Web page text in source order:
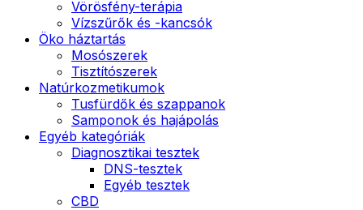
Vörösfény-terápia
Vízszűrők és -kancsók
Öko háztartás
Mosószerek
Tisztítószerek
Natúrkozmetikumok
Tusfürdők és szappanok
Samponok és hajápolás
Egyéb kategóriák
Diagnosztikai tesztek
DNS-tesztek
Egyéb tesztek
CBD